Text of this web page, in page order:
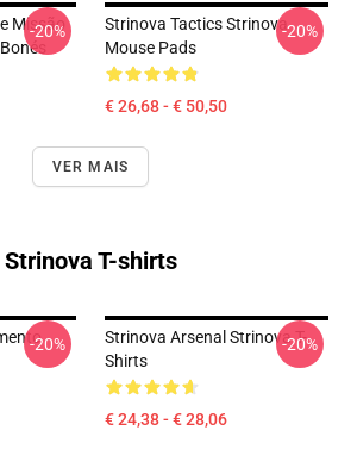
Missão
-20%
Strinova Tactics Strinova
Mouse Pads
€ 26,68 - € 50,50
-20%
VER MAIS
Strinova T-shirts
-20%
Strinova Arsenal Strinova T-
Shirts
€ 24,38 - € 28,06
-20%